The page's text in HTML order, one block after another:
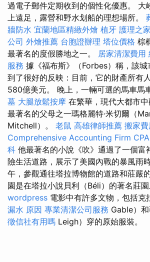
過電子郵件定期收到的個性化優惠。 大
上遠足，露營和野水划船的理想場所。
牆防水 宜蘭地區精緻外燴 植牙 護理之
公司 外燴推薦 台胞證辦理 塔位價格 棕
最著名的度假勝地之一。 居家清潔費用
服務 據《福布斯》（Forbes）稱，該
到了很好的反映：目前，它的財產所有
580億美元。 晚上，一輛可選的馬車馬
墓 大腿放鬆按摩 在繁華，現代大都市
最著名的父母之一瑪格麗特·米切爾（
Mitchell）。 老鼠 高雄律師推薦 搬家費
Comprehensive Accounting Firm
科 他最著名的小說《吹》通過了一個富
險生活道路，展示了美國內戰的暴風雨
午，參觀通往塔拉博物館的道路和莊嚴
園是在塔拉小說貝利（Béli）的著名莊園
wordpress 電影中有許多文物，包括克
漏水 原因 專業清潔公司服務 Gable）
徵信社有用嗎 Leigh）穿的原始服裝。